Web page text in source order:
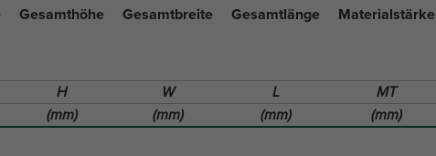
Gesamthöhe Gesamtbreite Gesamtlänge Materialstärke
H W L MT
(mm) (mm) (mm) (mm)